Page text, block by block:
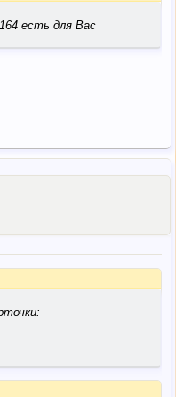
есть для Вас